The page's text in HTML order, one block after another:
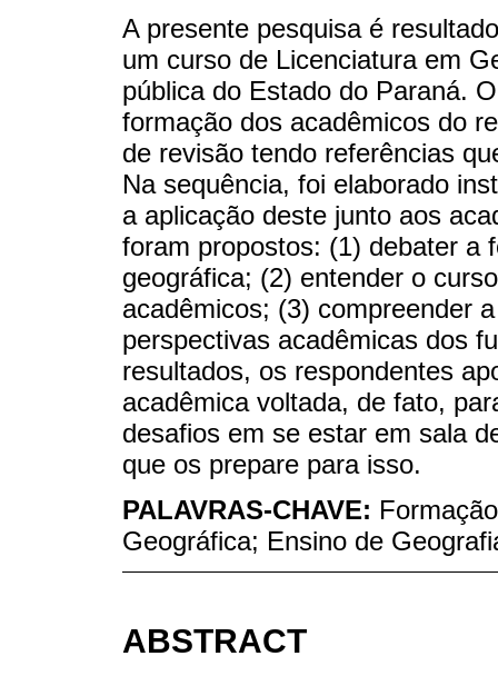
A presente pesquisa é
um curso de Licenciatura em
pública do Estado do Paraná.
formação dos acadêmicos do
de revisão tendo referências
Na sequência, foi elaborado
a aplicação deste junto aos
foram propostos: (1) debater a
geográfica; (2) entender o
acadêmicos; (3) compreender
perspectivas acadêmicas dos
resultados, os respondentes
acadêmica voltada, de fato,
desafios em se estar em sala
que os prepare para isso.
PALAVRAS-CHAVE:
Geográfica; Ensino de
ABSTRACT